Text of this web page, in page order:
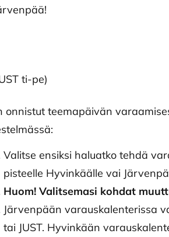
ti-pe)
onnistut teemapäivän
Valitse ensiksi haluatko tehdä
pisteelle Hyvinkäälle vai
Huom! Valitsemasi kohdat
Järvenpään varauskalenterissa
tai JUST. Hyvinkään